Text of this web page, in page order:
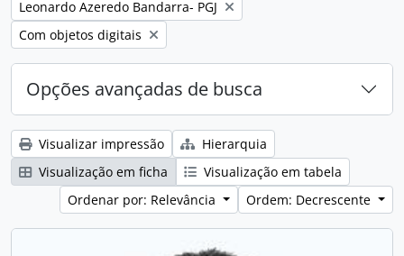
Remover filtro:
Leonardo Azeredo Bandarra- PGJ
Remover filtro:
Com objetos digitais
Opções avançadas de busca
Visualizar impressão
Hierarquia
Visualização em ficha
Visualização em tabela
Ordenar por: Relevância
Ordem: Decrescente